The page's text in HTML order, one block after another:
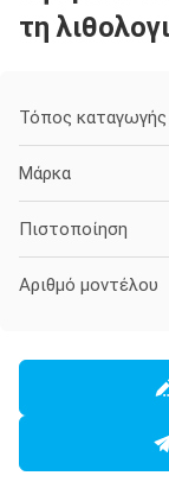
τη
Τόπος καταγωγής
Μάρκα
Πιστοποίηση
Αριθμό μοντέλου